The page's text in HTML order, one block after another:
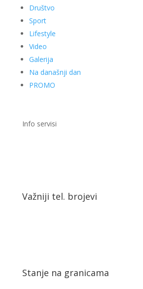
Društvo
Sport
Lifestyle
Video
Galerija
Na današnji dan
PROMO
Info servisi
Važniji tel. brojevi
Stanje na granicama